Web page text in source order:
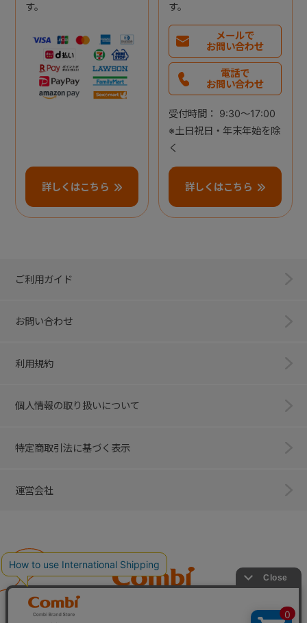
す。
詳しくはこちら
す。
メールで
お問い合わせ
電話で
お問い合わせ
受付時間： 9:30～17:00
※土日祝日・年末年始を除
く
詳しくはこちら
ご利用ガイド
お問い合わせ
利用規約
個人情報の取り扱いについて
特定商取引法に基づく表示
運営会社